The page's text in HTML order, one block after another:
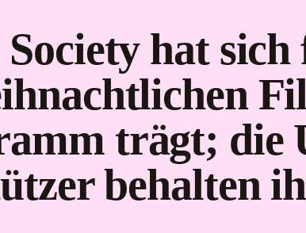
hat
trägt; die
behalten